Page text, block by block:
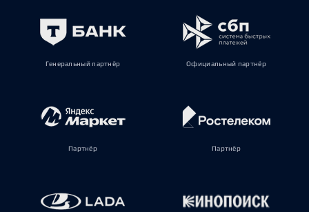
Генеральный партнёр Официальный партнёр
Партнёр Партнёр